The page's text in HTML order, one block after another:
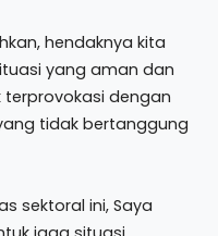
hendaknya kita
yang aman dan
dengan
tidak bertanggung
sektoral ini, Saya